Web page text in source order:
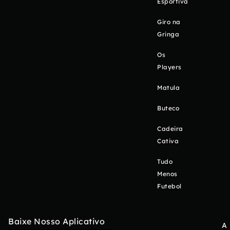
Giro na
Gringa
Os
Players
Matula
Buteco
Cadeira
Cativa
Tudo
Menos
Futebol
Baixe Nosso Aplicativo
A